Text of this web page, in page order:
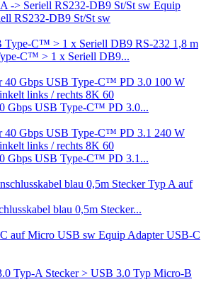
Equip
RS232-DB9 St/St sw
C™ > 1 x Seriell DB9...
Gbps USB Type-C™ PD 3.0...
Gbps USB Type-C™ PD 3.1...
blau 0,5m Stecker...
Equip Adapter USB-C